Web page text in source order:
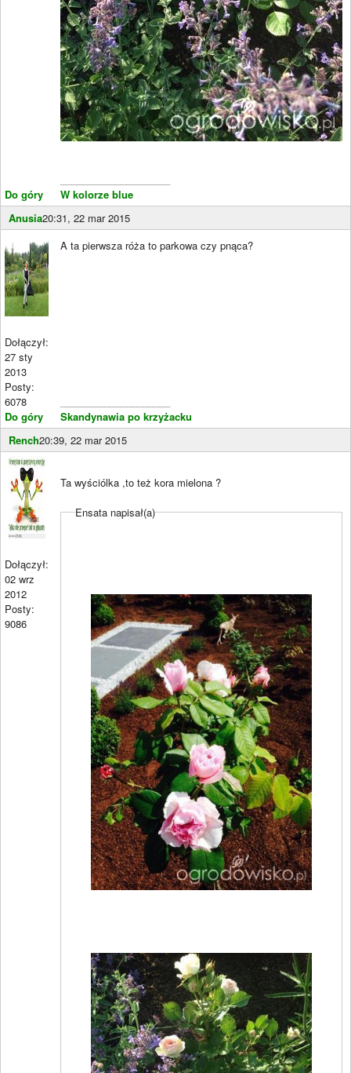
Do góry
W kolorze blue
Anusia20:31, 22 mar 2015
Dołączył:
27 sty
2013
Posty:
6078
Do góry
A ta pierwsza róża to parkowa czy pnąca?
Skandynawia po krzyżacku
Rench20:39, 22 mar 2015
Dołączył:
02 wrz
2012
Posty:
9086
Ta wyściólka ,to też kora mielona ?
Ensata napisał(a)